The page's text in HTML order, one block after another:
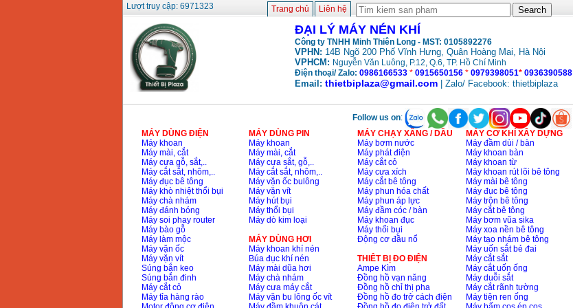
Máy nén khí Fusheng
D1 (0.5HP)
Máy nén khí Puma
PX5160 (5HP)
Giá:27500000
loan PK2100 (2HP)
Giá: 17900000
Máy nén khí không
dầu ABAC OM015
(1.5HP)
Giá:5250000
Lượt truy cập: 6971323 Trang chủ Liên hệ
ĐẠI LÝ MÁY NÉN KHÍ
Công ty TNHH Minh Thiên Long - MST: 0105892276
VPHN: 14B Ngõ 200 Phố Vĩnh Hưng, Quân Hoàng Mai, Hà Nội
VPHCM: Nguyễn Văn Luông, P.12, Q.6, TP. Hồ Chí Minh
Điện thoại/ Zalo: 0986166533 * 0915650156* 0979398051* 0936390588
Email: thietbiplaza@gmail.com| Zalo/ Facebook: thietbiplaza
Follow us on:
MÁY DÙNG ĐIỆN
Máy khoan
Máy mài, cắt
Máy cưa gỗ, sắt,..
Máy cắt sắt, nhôm,..
Máy đục bê tông
Máy khò nhiệt thổi bụi
Máy chà nhám
Máy đánh bóng
Máy soi phay router
Máy bào gỗ
Máy làm mộc
Máy vặn ốc
Máy vặn vít
Súng bắn keo
Súng bắn đinh
Máy cắt cỏ
Máy tỉa hàng rào
MÁY DÙNG PIN
Máy khoan
Máy mài, cắt
Máy cưa sắt, gỗ,..
Máy cắt sắt, nhôm,..
Máy vặn ốc bulông
Máy vặn vít
Máy hút bụi
Máy thổi bụi
Máy dò kim loại
MÁY DÙNG HƠI
Máy khoan khí nén
Búa đục khí nén
Máy mài dũa hơi
Máy chà nhám
Máy cưa máy cắt
Máy vặn bu lông ốc vít
MÁY CHẠY XĂNG / DẦU
Máy bơm nước
Máy phát điện
Máy cắt cỏ
Máy cưa xích
Máy cắt bê tông
Máy phun hóa chất
Máy phun áp lực
Máy đầm cóc / bàn
Máy khoan đục
Máy thổi bụi
Động cơ đầu nổ
THIÊT BỊ ĐO ĐIỆN
Ampe Kìm
Đồng hồ vạn năng
Đồng hồ chỉ thị pha
Đồng hồ đo trở cách điện
MÁY CƠ KHÍ XÂY DỰNG
Máy đầm dùi / bàn
Máy khoan bàn
Máy khoan từ
Máy khoan rút lõi bê tông
Máy mài bê tông
Máy đục bê tông
Máy trộn bê tông
Máy cắt bê tông
Máy bơm vũa sika
Máy xoa nền bê tông
Máy tạo nhám bê tông
Máy uốn sắt bẻ đai
Máy cắt sắt
Máy cắt uốn ống
Máy duỗi sắt
Máy cắt rãnh tường
Máy tiện ren ống